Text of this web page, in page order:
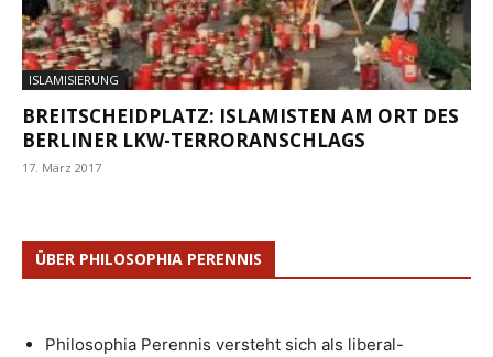
ISLAMISIERUNG
BREITSCHEIDPLATZ: ISLAMISTEN AM ORT DES
BERLINER LKW-TERRORANSCHLAGS
17. März 2017
ÜBER PHILOSOPHIA PERENNIS
Philosophia Perennis versteht sich als liberal-